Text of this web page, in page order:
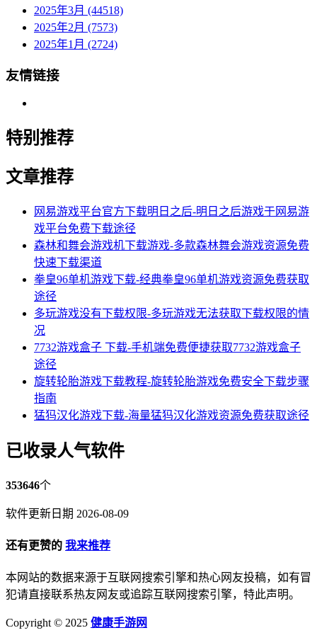
2025年3月 (44518)
2025年2月 (7573)
2025年1月 (2724)
友情链接
特别推荐
文章推荐
网易游戏平台官方下载明日之后-明日之后游戏于网易游
戏平台免费下载途径
森林和舞会游戏机下载游戏-多款森林舞会游戏资源免费
快速下载渠道
拳皇96单机游戏下载-经典拳皇96单机游戏资源免费获取
途径
多玩游戏没有下载权限-多玩游戏无法获取下载权限的情
况
7732游戏盒子 下载-手机端免费便捷获取7732游戏盒子
途径
旋转轮胎游戏下载教程-旋转轮胎游戏免费安全下载步骤
指南
猛犸汉化游戏下载-海量猛犸汉化游戏资源免费获取途径
已收录人气软件
353646个
软件更新日期 2026-08-09
还有更赞的 我来推荐
本网站的数据来源于互联网搜索引擎和热心网友投稿，如有冒
犯请直接联系热友网友或追踪互联网搜索引擎，特此声明。
Copyright © 2025 健康手游网